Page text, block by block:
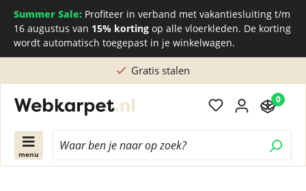
Summer Sale: Profiteer in verband met vakantiesluiting t/m
16 augustus van 15% korting op alle vloerkleden. De korting
wordt automatisch toegepast in je winkelwagen.
Gratis stalen
menu
0